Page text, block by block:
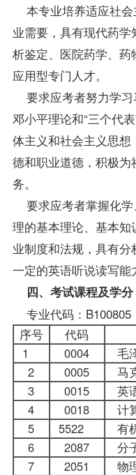
本专业培养适应社会
业需要，具有现代药
析鉴定、医院药学、
应用型专门人才。
要求应考者努力学习
邓小平理论和“三个代
体主义和社会主义思
德和职业道德，积极
务。
要求应考者掌握化学
理的基本理论、基本
业制度和法规，具有
一定的英语听说读写能
四、考试课程及学分
专业代码：B100805
序号 代码
1
0004
毛
2
0005
马
3
0015
英
4
0018
计
5
5522
有
6
2087
分
7
2051
物